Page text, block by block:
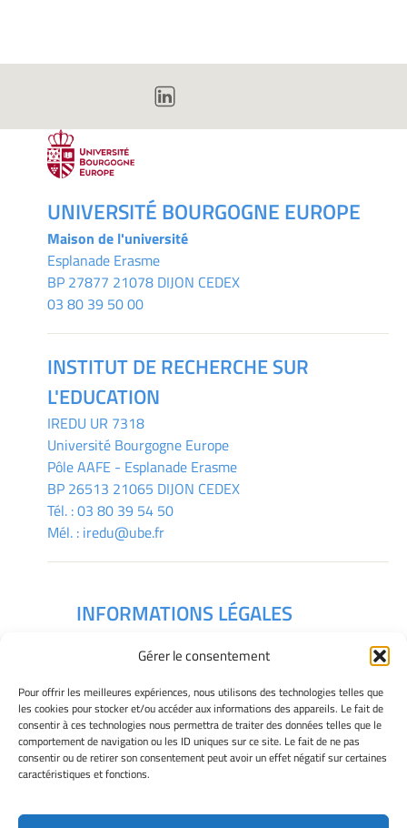
Gérer le consentement
Pour offrir les meilleures expériences, nous utilisons des technologies telles que
les cookies pour stocker et/ou accéder aux informations des appareils. Le fait de
consentir à ces technologies nous permettra de traiter des données telles que le
comportement de navigation ou les ID uniques sur ce site. Le fait de ne pas
consentir ou de retirer son consentement peut avoir un effet négatif sur certaines
caractéristiques et fonctions.
UNIVERSITÉ BOURGOGNE EUROPE
Maison de l'université
Esplanade Erasme
BP 27877 21078 DIJON CEDEX
03 80 39 50 00
INSTITUT DE RECHERCHE SUR
L'EDUCATION
IREDU UR 7318
Université Bourgogne Europe
Pôle AAFE - Esplanade Erasme
BP 26513 21065 DIJON CEDEX
Tél. :03 80 39 54 50
Mél. : iredu@ube.fr
INFORMATIONS LÉGALES
Gérer mes cookies
Déclaration de confidentialité
Politique des cookies
Avertissement
Télécharger le plan des campus